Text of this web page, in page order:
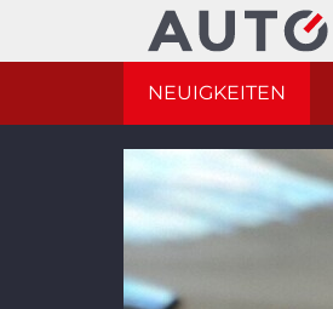
NEUIGKEITEN